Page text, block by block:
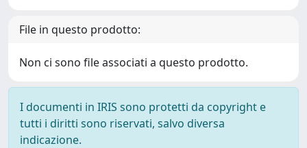
File in questo prodotto:
Non ci sono file associati a questo prodotto.
I documenti in IRIS sono protetti da copyright e
tutti i diritti sono riservati, salvo diversa
indicazione.